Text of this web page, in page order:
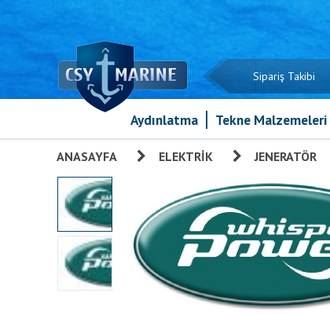
Sipariş Takibi
Aydınlatma Tekne Malzemeleri
ANASAYFA ELEKTRIK JENERATÖR